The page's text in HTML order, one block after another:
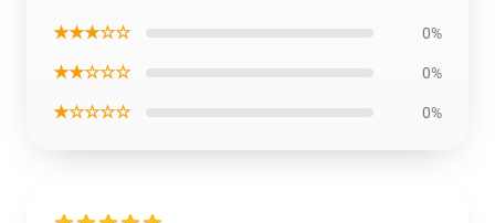
★★★☆☆ 0%
★★☆☆☆ 0%
★☆☆☆☆ 0%